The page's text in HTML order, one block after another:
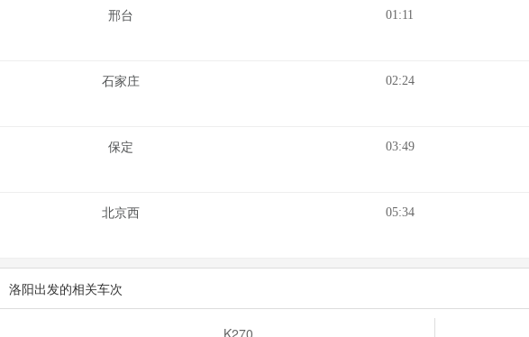
邢台 01:11
石家庄 02:24
保定 03:49
北京西 05:34
洛阳出发的相关车次
K270